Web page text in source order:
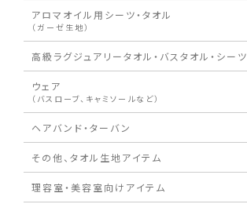
アロマオイル用シーツ・タオル
（ガーゼ生地）
高級ラグジュアリータオル・バスタオル・シーツ
ウェア
（バスローブ、キャミソールなど）
ヘアバンド・ターバン
その他、タオル生地アイテム
理容室・美容室向けアイテム